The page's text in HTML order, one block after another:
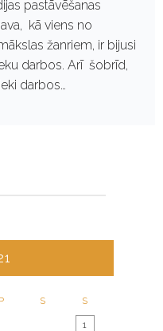
pastāvēšanas
kā viens no
žanriem, ir bijusi
darbos. Arī šobrīd,
darbos…
P S S
1